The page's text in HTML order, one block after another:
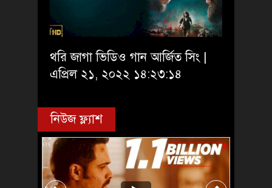
থরি জাগা ভিডিও গান আর্জিত সিং |
এপ্রিল ২১, ২০২২ ১৪:২৩:১৪
নিউজ ফ্ল্যাশ